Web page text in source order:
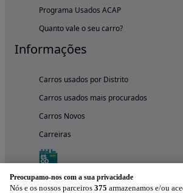
Programa Usados ACAP
Quanto vale o seu carro?
Informações
Carros usados por Distrito
Carros usados mais procurados
Carros Novos
Carreiras
Preocupamo-nos com a sua privacidade
Nós e os nossos parceiros 375 armazenamos e/ou